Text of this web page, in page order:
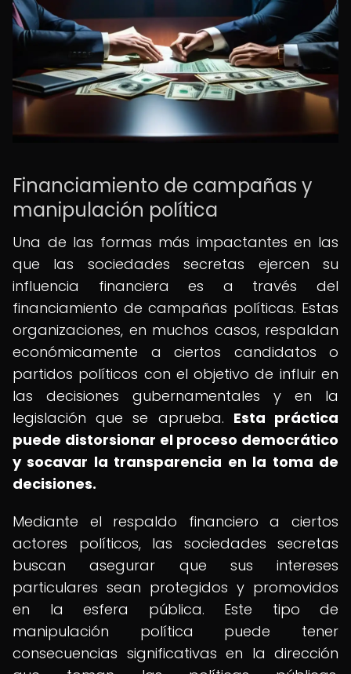
Financiamiento de campañas y
manipulación política
Una de las formas más impactantes en las
que las sociedades secretas ejercen su
influencia financiera es a través del
financiamiento de campañas políticas. Estas
organizaciones, en muchos casos, respaldan
económicamente a ciertos candidatos o
partidos políticos con el objetivo de influir en
las decisiones gubernamentales y en la
legislación que se aprueba. Esta práctica
puede distorsionar el proceso democrático
y socavar la transparencia en la toma de
decisiones.
Mediante el respaldo financiero a ciertos
actores políticos, las sociedades secretas
buscan asegurar que sus intereses
particulares sean protegidos y promovidos
en la esfera pública. Este tipo de
manipulación política puede tener
consecuencias significativas en la dirección